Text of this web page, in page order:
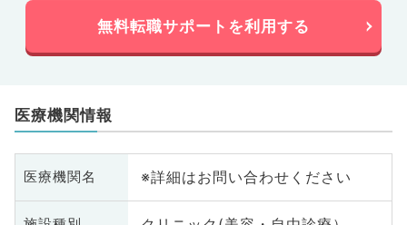
無料転職サポートを利用する
医療機関情報
医療機関名 ※詳細はお問い合わせください